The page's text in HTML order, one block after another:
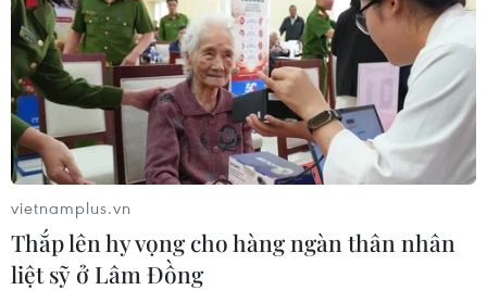
TIN CÙNG CHUYÊN MỤC
Nga thoái vốn nhà nước khỏi Sân bay
07/08/2026 00:22
vietnamplus.vn
Thắp lên hy vọng cho hàng ngàn thân nhân
liệt sỹ ở Lâm Đồng